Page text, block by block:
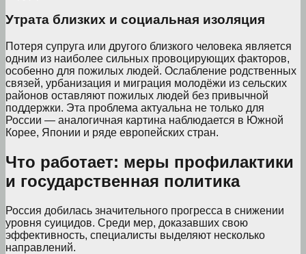
Утрата близких и социальная изоляция
Потеря супруга или другого близкого человека является
одним из наиболее сильных провоцирующих факторов,
особенно для пожилых людей. Ослабление родственных
связей, урбанизация и миграция молодёжи из сельских
районов оставляют пожилых людей без привычной
поддержки. Эта проблема актуальна не только для
России — аналогичная картина наблюдается в Южной
Корее, Японии и ряде европейских стран.
Что работает: меры профилактики
и государственная политика
Россия добилась значительного прогресса в снижении
уровня суицидов. Среди мер, доказавших свою
эффективность, специалисты выделяют несколько
направлений.